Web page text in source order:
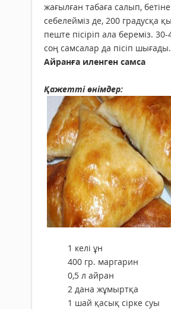
жағылған табаға салып,
себелейміз де, 200 градусқа
пеште пісіріп ала береміз.
соң самсалар да пісіп шығады.
Айранға иленген самса
Қажетті өнімдер:
1 келі ұн
400 гр. маргарин
0,5 л айран
2 дана жұмыртқа
1 шай қасық сірке суы